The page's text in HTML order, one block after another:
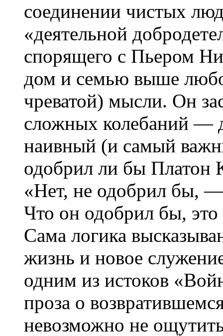
соединении чистых
«деятельной
спорящего с Пьером
дом и семью выше
чреватой) мысли. Он
сложных колебаний —
наивный (и самый
одобрил ли бы Платон
«Нет, не одобрил бы,
Что он одобрил бы,
Сама логика
жизнь и новое
одним из истоков
проза о
невозможно не